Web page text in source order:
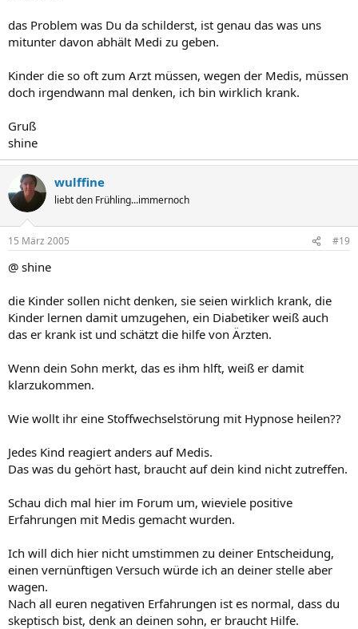
das Problem was Du da schilderst, ist genau das was uns
mitunter davon abhält Medi zu geben.
Kinder die so oft zum Arzt müssen, wegen der Medis, müssen
doch irgendwann mal denken, ich bin wirklich krank.
Gruß
shine
wulffine
liebt den Frühling...immernoch
15 März 2005 #19
@ shine
die Kinder sollen nicht denken, sie seien wirklich krank, die
Kinder lernen damit umzugehen, ein Diabetiker weiß auch
das er krank ist und schätzt die hilfe von Ärzten.
Wenn dein Sohn merkt, das es ihm hlft, weiß er damit
klarzukommen.
Wie wollt ihr eine Stoffwechselstörung mit Hypnose heilen??
Jedes Kind reagiert anders auf Medis.
Das was du gehört hast, braucht auf dein kind nicht zutreffen.
Schau dich mal hier im Forum um, wieviele positive
Erfahrungen mit Medis gemacht wurden.
Ich will dich hier nicht umstimmen zu deiner Entscheidung,
einen vernünftigen Versuch würde ich an deiner stelle aber
wagen.
Nach all euren negativen Erfahrungen ist es normal, dass du
skeptisch bist, denk an deinen sohn, er braucht Hilfe.